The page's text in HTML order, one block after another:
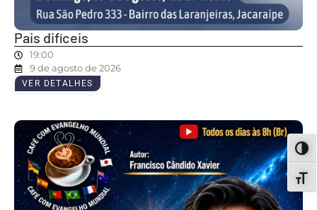
Pais difíceis
19:00
9 de agosto de 2026
VER DETALHES